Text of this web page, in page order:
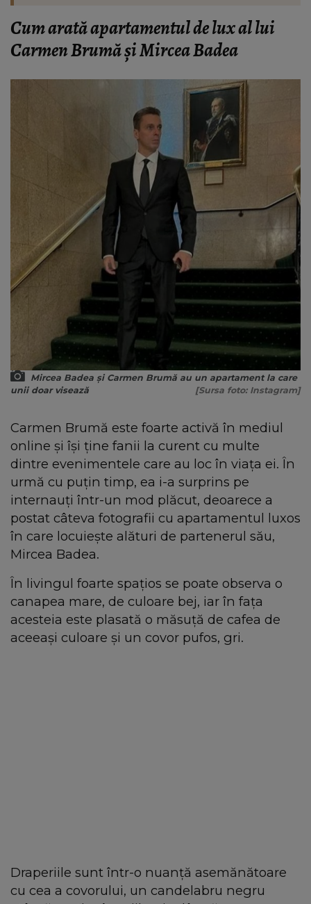
Cum arată apartamentul de lux al lui
Carmen Brumă și Mircea Badea
Mircea Badea și Carmen Brumă au un apartament la care
unii doar visează
[Sursa foto: Instagram]
Carmen Brumă este foarte activă în mediul
online și își ține fanii la curent cu multe
dintre evenimentele care au loc în viața ei. În
urmă cu puțin timp, ea i-a surprins pe
internauți într-un mod plăcut, deoarece a
postat câteva fotografii cu apartamentul luxos
în care locuiește alături de partenerul său,
Mircea Badea.
În livingul foarte spațios se poate observa o
canapea mare, de culoare bej, iar în fața
acesteia este plasată o măsuță de cafea de
aceeași culoare și un covor pufos, gri.
Draperiile sunt într-o nuanță asemănătoare
cu cea a covorului, un candelabru negru